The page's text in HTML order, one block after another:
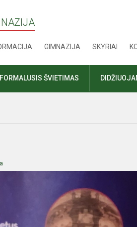
GIMNAZIJA SKYRIAI
ŠVIETIMAS